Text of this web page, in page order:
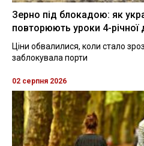
Зерно під блокадою: як
повторюють уроки 4-річної
Ціни обвалилися, коли стало
заблокувала порти
02 серпня 2026